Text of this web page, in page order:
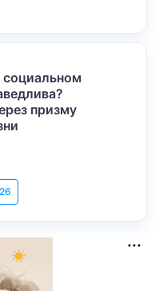
социальном
призму